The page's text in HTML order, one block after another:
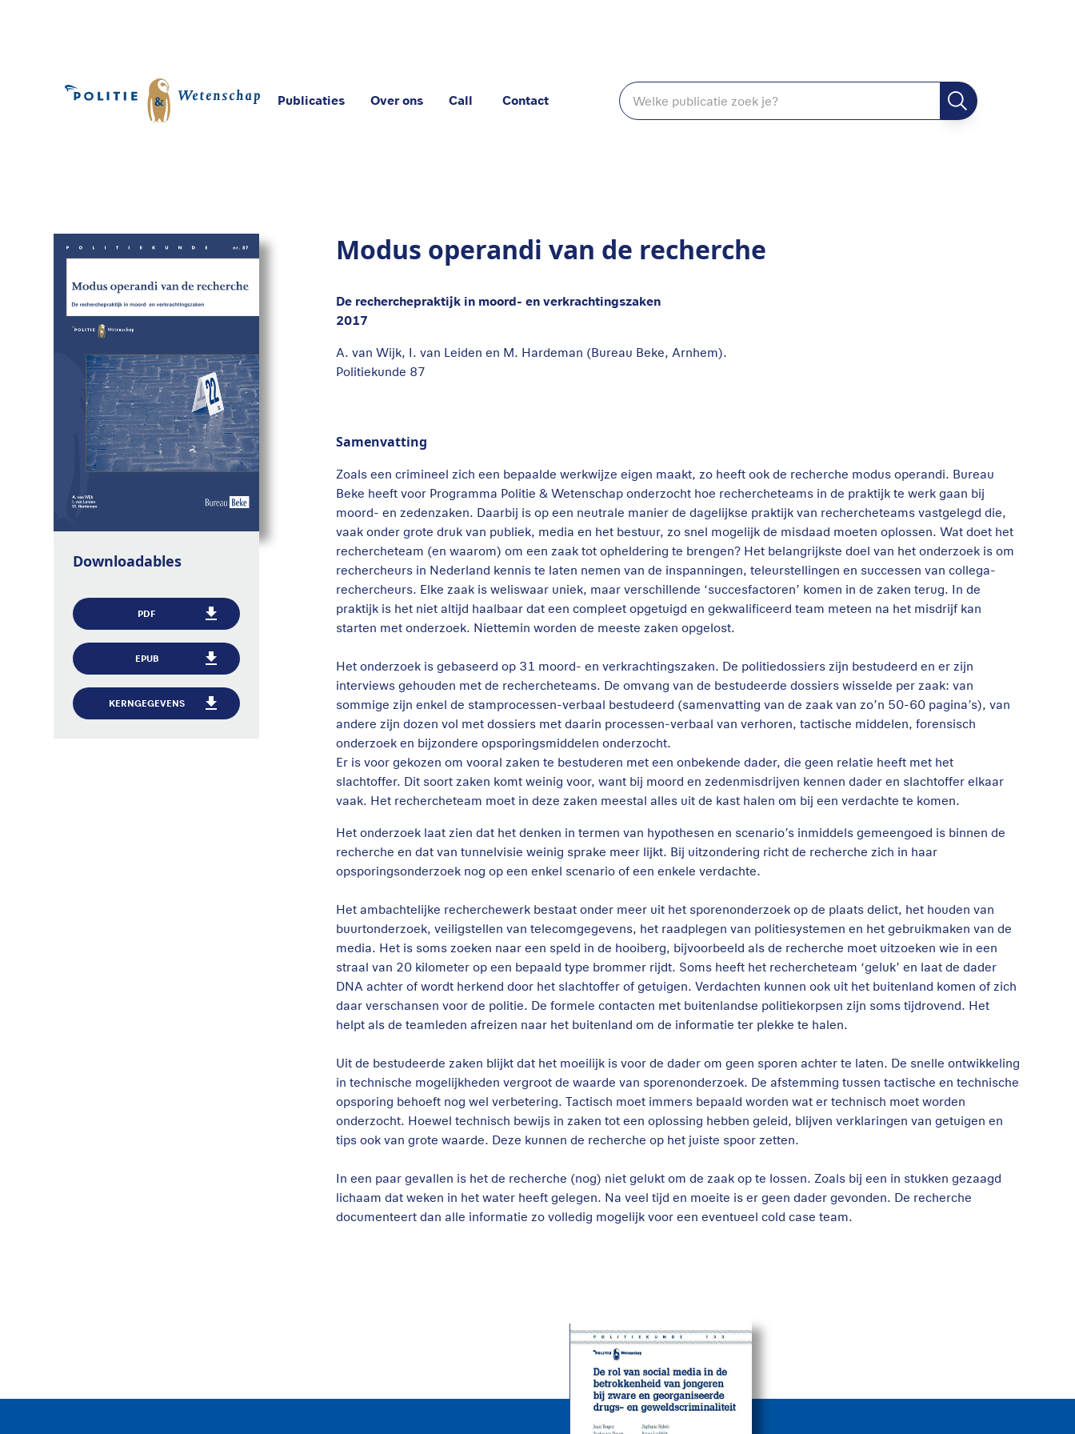
Publicaties Over ons Call Contact
Publicaties
Downloadables
PDF
EPUB
KERNGEGEVENS
Modus operandi van de recherche
De recherchepraktijk in moord- en verkrachtingszaken
2017
A. van Wijk, I. van Leiden en M. Hardeman (Bureau Beke, Arnhem).
Politiekunde 87
Samenvatting
Zoals een crimineel zich een bepaalde werkwijze eigen maakt, zo heeft ook de recherche modus operandi. Bureau
Beke heeft voor Programma Politie & Wetenschap onderzocht hoe rechercheteams in de praktijk te werk gaan bij
moord- en zedenzaken. Daarbij is op een neutrale manier de dagelijkse praktijk van rechercheteams vastgelegd die,
vaak onder grote druk van publiek, media en het bestuur, zo snel mogelijk de misdaad moeten oplossen. Wat doet het
rechercheteam (en waarom) om een zaak tot opheldering te brengen? Het belangrijkste doel van het onderzoek is om
rechercheurs in Nederland kennis te laten nemen van de inspanningen, teleurstellingen en successen van collega-
rechercheurs. Elke zaak is weliswaar uniek, maar verschillende ‘succesfactoren’ komen in de zaken terug. In de
praktijk is het niet altijd haalbaar dat een compleet opgetuigd en gekwalificeerd team meteen na het misdrijf kan
starten met onderzoek. Niettemin worden de meeste zaken opgelost.
Het onderzoek is gebaseerd op 31 moord- en verkrachtingszaken. De politiedossiers zijn bestudeerd en er zijn
interviews gehouden met de rechercheteams. De omvang van de bestudeerde dossiers wisselde per zaak: van
sommige zijn enkel de stamprocessen-verbaal bestudeerd (samenvatting van de zaak van zo’n 50-60 pagina’s), van
andere zijn dozen vol met dossiers met daarin processen-verbaal van verhoren, tactische middelen, forensisch
onderzoek en bijzondere opsporingsmiddelen onderzocht.
Er is voor gekozen om vooral zaken te bestuderen met een onbekende dader, die geen relatie heeft met het
slachtoffer. Dit soort zaken komt weinig voor, want bij moord en zedenmisdrijven kennen dader en slachtoffer elkaar
vaak. Het rechercheteam moet in deze zaken meestal alles uit de kast halen om bij een verdachte te komen.
Het onderzoek laat zien dat het denken in termen van hypothesen en scenario’s inmiddels gemeengoed is binnen de
recherche en dat van tunnelvisie weinig sprake meer lijkt. Bij uitzondering richt de recherche zich in haar
opsporingsonderzoek nog op een enkel scenario of een enkele verdachte.
Het ambachtelijke recherchewerk bestaat onder meer uit het sporenonderzoek op de plaats delict, het houden van
buurtonderzoek, veiligstellen van telecomgegevens, het raadplegen van politiesystemen en het gebruikmaken van de
media. Het is soms zoeken naar een speld in de hooiberg, bijvoorbeeld als de recherche moet uitzoeken wie in een
straal van 20 kilometer op een bepaald type brommer rijdt. Soms heeft het rechercheteam ‘geluk’ en laat de dader
DNA achter of wordt herkend door het slachtoffer of getuigen. Verdachten kunnen ook uit het buitenland komen of zich
daar verschansen voor de politie. De formele contacten met buitenlandse politiekorpsen zijn soms tijdrovend. Het
helpt als de teamleden afreizen naar het buitenland om de informatie ter plekke te halen.
Uit de bestudeerde zaken blijkt dat het moeilijk is voor de dader om geen sporen achter te laten. De snelle ontwikkeling
in technische mogelijkheden vergroot de waarde van sporenonderzoek. De afstemming tussen tactische en technische
opsporing behoeft nog wel verbetering. Tactisch moet immers bepaald worden wat er technisch moet worden
onderzocht. Hoewel technisch bewijs in zaken tot een oplossing hebben geleid, blijven verklaringen van getuigen en
tips ook van grote waarde. Deze kunnen de recherche op het juiste spoor zetten.
In een paar gevallen is het de recherche (nog) niet gelukt om de zaak op te lossen. Zoals bij een in stukken gezaagd
lichaam dat weken in het water heeft gelegen. Na veel tijd en moeite is er geen dader gevonden. De recherche
documenteert dan alle informatie zo volledig mogelijk voor een eventueel cold case team.
De rol van sociale
media bij de
betrokkenheid van
jongeren bij zware